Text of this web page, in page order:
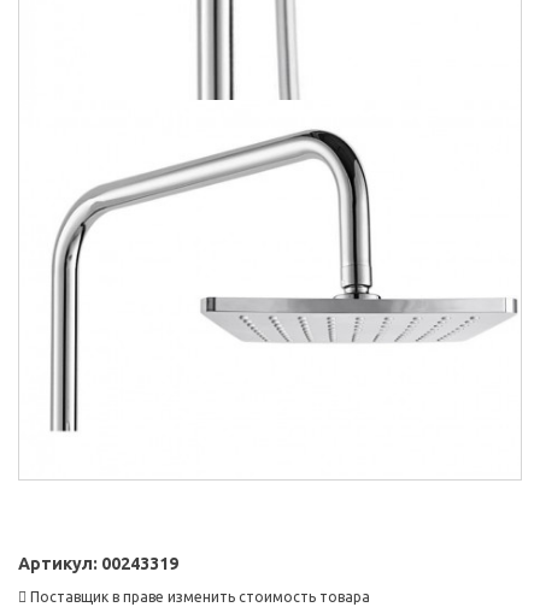
Артикул: 00243319
Поставщик в праве изменить стоимость товара